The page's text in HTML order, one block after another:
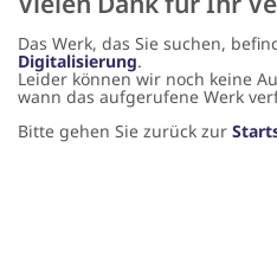
Das Werk, das Sie suchen,
Digitalisierung.
Leider können wir noch keine
wann das aufgerufene Werk
Bitte gehen Sie zurück zur